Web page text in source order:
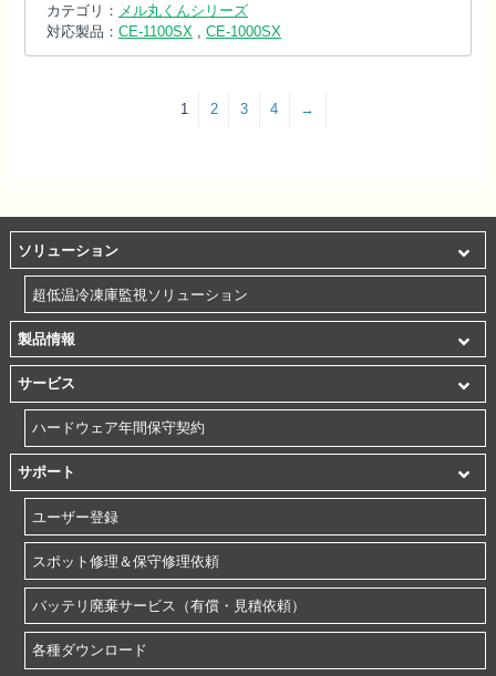
カテゴリ： メル丸くんシリーズ
対応製品： CE-1100SX CE-1000SX
1 2 3 4 →
ソリューション
超低温冷凍庫監視ソリューション
製品情報
サービス
ハードウェア年間保守契約
サポート
ユーザー登録
スポット修理＆保守修理依頼
バッテリ廃棄サービス（有償・見積依頼）
各種ダウンロード